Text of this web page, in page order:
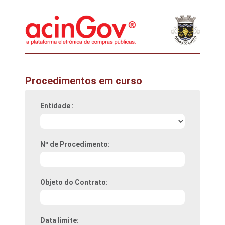
Procedimentos em curso
Entidade :
Nº de Procedimento:
Objeto do Contrato:
Data limite: